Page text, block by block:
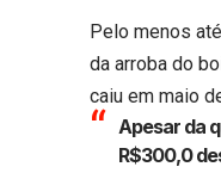
Pelo menos
da arroba do
caiu em maio
Apesar da
R$300,0